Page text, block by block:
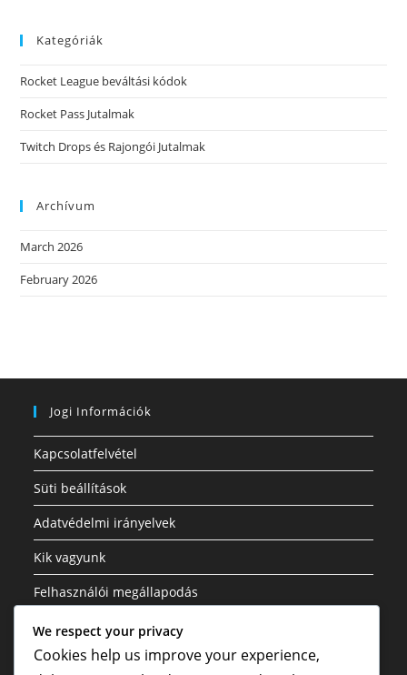
Kategóriák
Rocket League beváltási kódok
Rocket Pass Jutalmak
Twitch Drops és Rajongói Jutalmak
Archívum
March 2026
February 2026
Jogi Információk
Kapcsolatfelvétel
Süti beállítások
Adatvédelmi irányelvek
Kik vagyunk
Felhasználói megállapodás
Kategóriák
We respect your privacy
Cookies help us improve your experience,